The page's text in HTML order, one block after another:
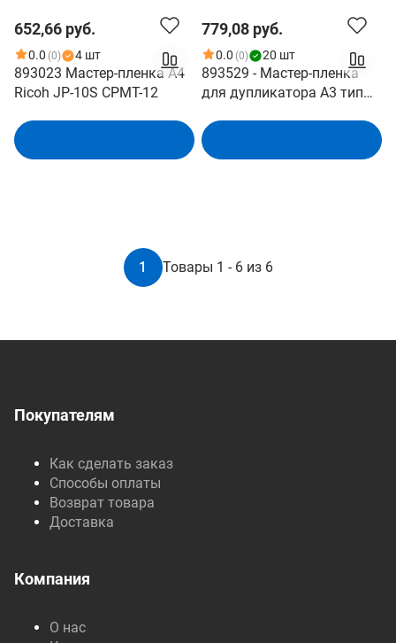
652,66 руб.
0.0 (0) 4 шт
893023 Мастер-пленка А4
Ricoh JP-10S CPMT-12
779,08 руб.
0.0 (0) 20 шт
893529 - Мастер-пленка
для дупликатора A3 тип
DD5450, упаковка 2
рулона
1 Товары 1 - 6 из 6
Покупателям
Как сделать заказ
Способы оплаты
Возврат товара
Доставка
Компания
О нас